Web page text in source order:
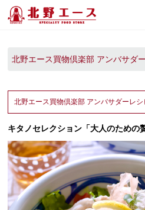
北野エース買物倶楽部 アンバサダ
北野エース買物倶楽部 アンバサダーレシ
キタノセレクション「大人のための